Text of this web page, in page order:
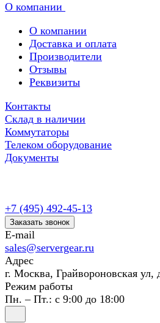
О компании
О компании
Доставка и оплата
Производители
Отзывы
Реквизиты
Контакты
Склад в наличии
Коммутаторы
Телеком оборудование
Документы
+7 (495) 492-45-13
Заказать звонок
E-mail
sales@servergear.ru
Адрес
г. Москва, Грайвороновская
Режим работы
Пн. – Пт.: с 9:00 до 18:00